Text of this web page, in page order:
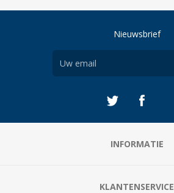
Nieuwsbrief
INFORMATIE
KLANTENSERVICE